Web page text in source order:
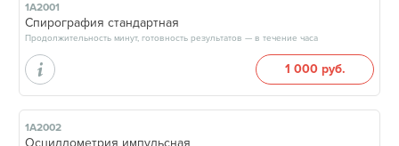
1А2001
Спирография стандартная
Продолжительность минут, готовность результатов — в течение часа
1 000 руб.
1А2002
Осциллометрия импульсная